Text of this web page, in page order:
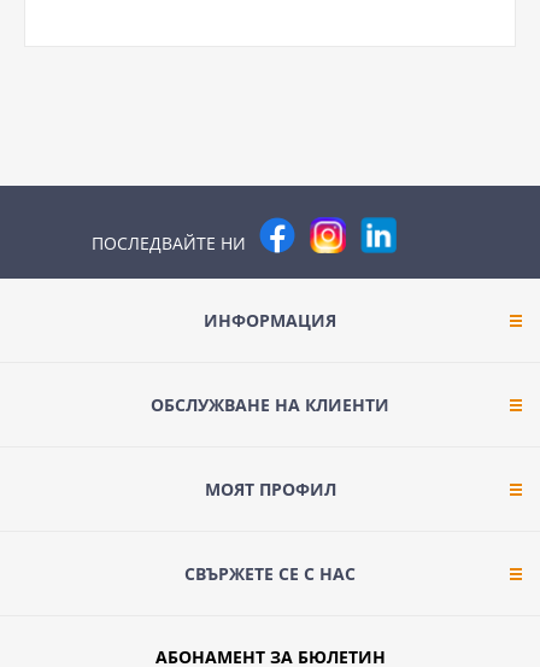
ПОСЛЕДВАЙТЕ НИ
ИНФОРМАЦИЯ
ОБСЛУЖВАНЕ НА КЛИЕНТИ
МОЯТ ПРОФИЛ
СВЪРЖЕТЕ СЕ С НАС
АБОНАМЕНТ ЗА БЮЛЕТИН